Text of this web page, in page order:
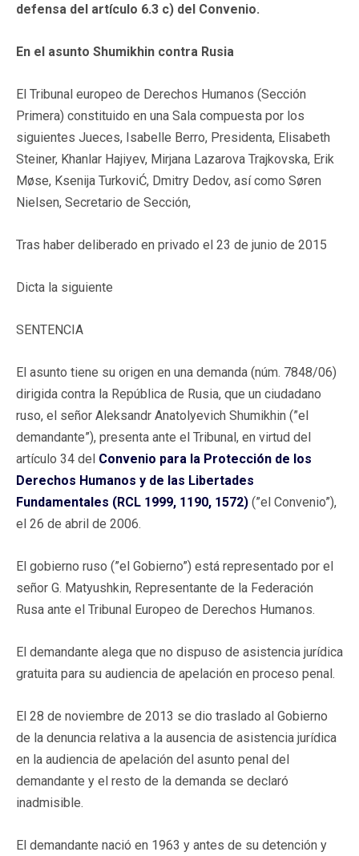
defensa del artículo 6.3 c) del Convenio.
En el asunto Shumikhin contra Rusia
El Tribunal europeo de Derechos Humanos (Sección
Primera) constituido en una Sala compuesta por los
siguientes Jueces, Isabelle Berro, Presidenta, Elisabeth
Steiner, Khanlar Hajiyev, Mirjana Lazarova Trajkovska, Erik
Møse, Ksenija TurkoviĆ, Dmitry Dedov, así como Søren
Nielsen, Secretario de Sección,
Tras haber deliberado en privado el 23 de junio de 2015
Dicta la siguiente
SENTENCIA
El asunto tiene su origen en una demanda (núm. 7848/06)
dirigida contra la República de Rusia, que un ciudadano
ruso, el señor Aleksandr Anatolyevich Shumikhin (”el
demandante”), presenta ante el Tribunal, en virtud del
artículo 34 del Convenio para la Protección de los
Derechos Humanos y de las Libertades
Fundamentales (RCL 1999, 1190, 1572) (”el Convenio”),
el 26 de abril de 2006.
El gobierno ruso (”el Gobierno”) está representado por el
señor G. Matyushkin, Representante de la Federación
Rusa ante el Tribunal Europeo de Derechos Humanos.
El demandante alega que no dispuso de asistencia jurídica
gratuita para su audiencia de apelación en proceso penal.
El 28 de noviembre de 2013 se dio traslado al Gobierno
de la denuncia relativa a la ausencia de asistencia jurídica
en la audiencia de apelación del asunto penal del
demandante y el resto de la demanda se declaró
inadmisible.
El demandante nació en 1963 y antes de su detención y